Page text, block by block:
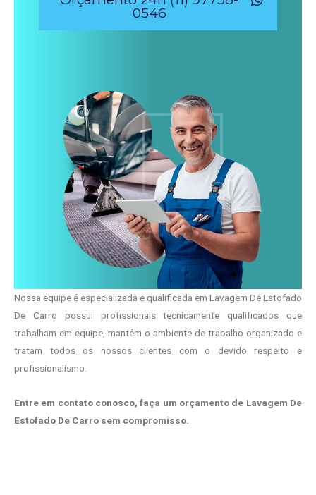
0546
Nossa equipe é especializada e qualificada em Lavagem De Estofado
De Carro possui profissionais tecnicamente qualificados que
trabalham em equipe, mantém o ambiente de trabalho organizado e
tratam todos os nossos clientes com o devido respeito e
profissionalismo.
Entre em contato conosco, faça um orçamento de Lavagem De
Estofado De Carro sem compromisso.